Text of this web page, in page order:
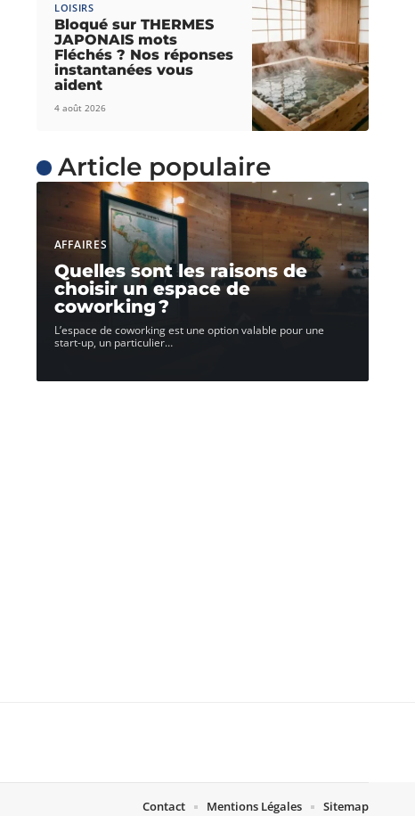
LOISIRS
Bloqué sur THERMES
JAPONAIS mots
Fléchés ? Nos réponses
instantanées vous
aident
4 août 2026
Article populaire
AFFAIRES
Quelles sont les raisons de
choisir un espace de
coworking ?
L’espace de coworking est une option valable pour une
start-up, un particulier…
Contact Mentions Légales Sitemap